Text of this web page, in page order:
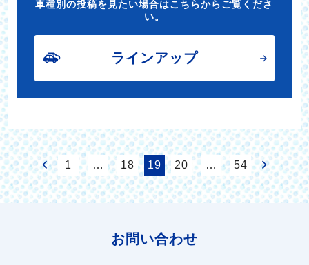
車種別の投稿を見たい場合はこちらからご覧くださ
い。
ラインアップ
1 … 18 19 20 … 54
お問い合わせ